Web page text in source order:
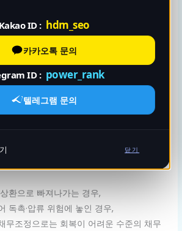
Kakao ID : hdm_seo
카카오톡 문의
ID : power_rank
텔레그램 문의
닫기
제도가 아니라, 일정 기간 성실히 변제 계
·경제 활동을 정상적으로 영위할 수 있도
을 만들어주는 장치라고 이해하시면 좋습니
려해야 하는 대표적인 상황은
환으로 빠져나가는 경우,
독촉·압류 위험에 놓인 경우,
무조정으로는 회복이 어려운 수준의 채무